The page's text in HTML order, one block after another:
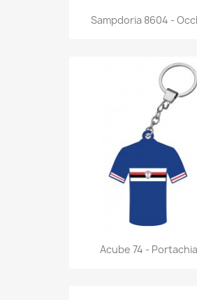
Anteprima
Sampdoria 8604 -
Anteprima
Acube 74 -